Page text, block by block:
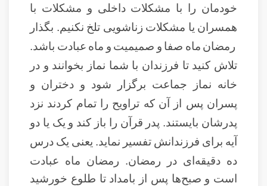
خودمان را با مشکلات داخلی و مشکلات با
همسران یا مشکلات زناشویی تلخ نکنیم. بگذار
رمضان ماه صفا و صمیمیت و ماه عبادت باشد.
تلاش کنید تا فرزندان با شما نماز بخوانند و در
خانه نماز جماعت برگزار شود و دختران و
پسران پس از آن که تراویح را تمام کردند نزد
پدرشان بایستند. پدر قرآن را باز کند و یک یا دو
آیه برای فرزندانش تفسیر نماید. یعنی یک درس
ده دقیقه‌ای در رمضان. رمضان ماه عبادت
است و صبح‌ها پس از بامداد تا طلوع خورشید